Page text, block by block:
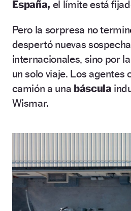
España, el límite está
Pero la sorpresa no
despertó nuevas
internacionales, sino por
un solo viaje. Los
camión a una báscula
Wismar.